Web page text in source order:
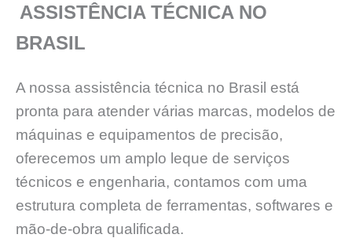
ASSISTÊNCIA TÉCNICA NO
BRASIL
A nossa assistência técnica no Brasil está
pronta para atender várias marcas, modelos de
máquinas e equipamentos de precisão,
oferecemos um amplo leque de serviços
técnicos e engenharia, contamos com uma
estrutura completa de ferramentas, softwares e
mão-de-obra qualificada.